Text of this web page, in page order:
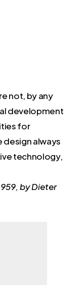
not, by any
development
for
design always
technology,
by Dieter